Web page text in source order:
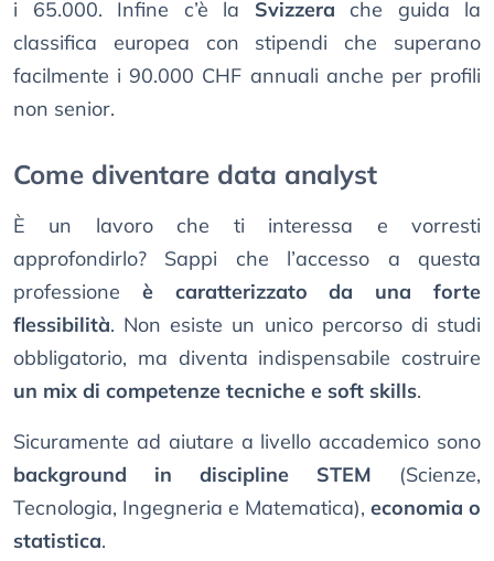
i 65.000. Infine c’è la Svizzera che guida la
classifica europea con stipendi che superano
facilmente i 90.000 CHF annuali anche per profili
non senior.
Come diventare data analyst
È un lavoro che ti interessa e vorresti
approfondirlo? Sappi che l’accesso a questa
professione è caratterizzato da una forte
flessibilità. Non esiste un unico percorso di studi
obbligatorio, ma diventa indispensabile costruire
un mix di competenze tecniche e soft skills.
Sicuramente ad aiutare a livello accademico sono
background in discipline STEM (Scienze,
Tecnologia, Ingegneria e Matematica), economia o
statistica.